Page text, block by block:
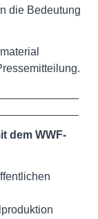
die Bedeutung
dem WWF-